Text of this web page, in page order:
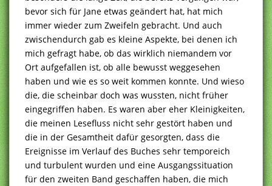
bevor sich für Jane etwas geändert hat, hat mich
immer wieder zum Zweifeln gebracht. Und auch
zwischendurch gab es kleine Aspekte, bei denen ich
mich gefragt habe, ob das wirklich niemandem vor
Ort aufgefallen ist, ob alle bewusst weggesehen
haben und wie es so weit kommen konnte. Und wieso
die, die scheinbar doch was wussten, nicht früher
eingegriffen haben. Es waren aber eher Kleinigkeiten,
die meinen Lesefluss nicht sehr gestört haben und
die in der Gesamtheit dafür gesorgten, dass die
Ereignisse im Verlauf des Buches sehr temporeich
und turbulent wurden und eine Ausgangssituation
für den zweiten Band geschaffen haben, die mich